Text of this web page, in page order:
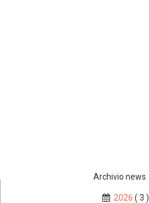
Archivio news
2026 ( 3 )